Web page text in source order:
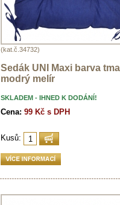
(kat.č.34732)
Sedák UNI Maxi barva
modrý melír
SKLADEM - IHNED K DODÁNÍ!
Cena: 99 Kč s DPH
Kusů: